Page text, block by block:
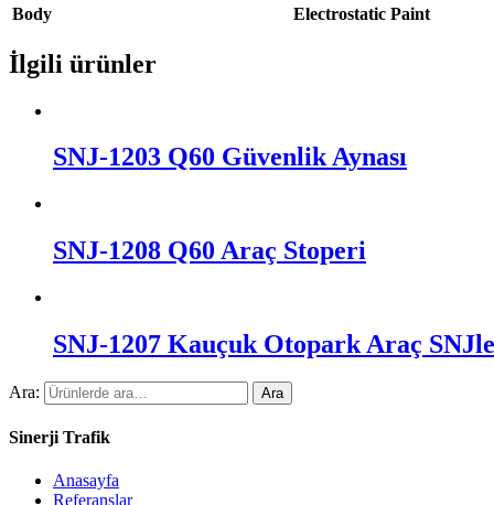
Body
Electrostatic Paint
İlgili ürünler
SNJ-1203 Q60 Güvenlik Aynası
SNJ-1208 Q60 Araç Stoperi
SNJ-1207 Kauçuk Otopark Araç
Ara: Ara
Sinerji Trafik
Anasayfa
Referanslar